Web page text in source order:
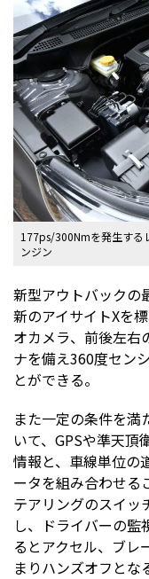
177ps/300Nmを発生する
ンジン
新型アウトバックの
新のアイサイトXを
オカメラ、前後左右
ナを備え360度セン
とができる。
また一定の条件を
いて、GPSや準天頂
情報と、車線単位の
ータを組み合わせる
テアリングのスイッ
し、ドライバーの
るとアクセル、ブレ
まりハンズオフとな